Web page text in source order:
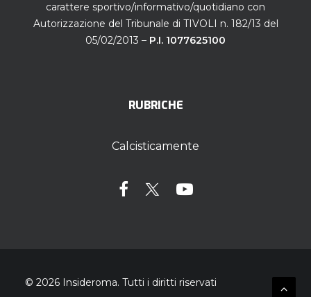
carattere sportivo/informativo/quotidiano con
Autorizzazione del Tribunale di TIVOLI n. 182/13 del
05/02/2013 – P.I. 1077625100
RUBRICHE
Calcisticamente
© 2026 Insideroma. Tutti i diritti riservati